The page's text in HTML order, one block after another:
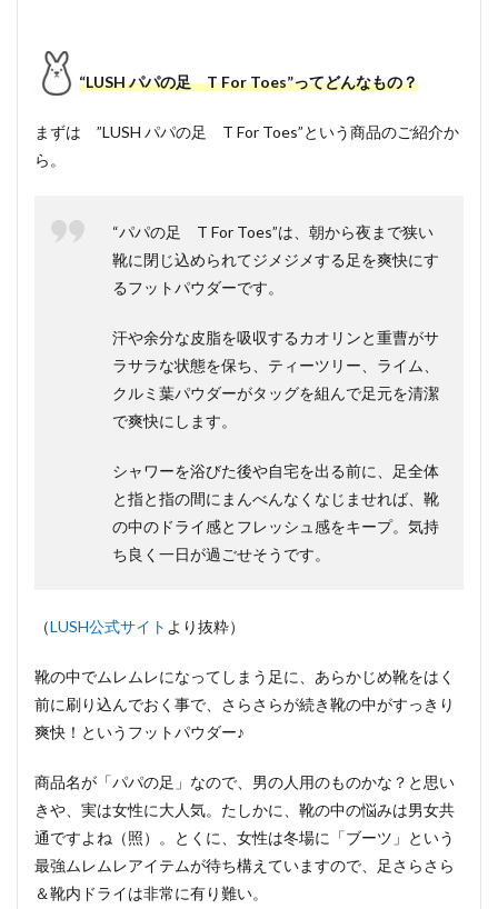
“LUSH パパの足 T For Toes”ってどんなもの？
まずは ”LUSH パパの足 T For Toes”という商品のご紹介か
ら。
“パパの足 T For Toes”は、朝から夜まで狭い
靴に閉じ込められてジメジメする足を爽快にす
るフットパウダーです。
汗や余分な皮脂を吸収するカオリンと重曹がサ
ラサラな状態を保ち、ティーツリー、ライム、
クルミ葉パウダーがタッグを組んで足元を清潔
で爽快にします。
シャワーを浴びた後や自宅を出る前に、足全体
と指と指の間にまんべんなくなじませれば、靴
の中のドライ感とフレッシュ感をキープ。気持
ち良く一日が過ごせそうです。
（LUSH公式サイト より抜粋）
靴の中でムレムレになってしまう足に、あらかじめ靴をはく
前に刷り込んでおく事で、さらさらが続き靴の中がすっきり
爽快！というフットパウダー♪
商品名が「パパの足」なので、男の人用のものかな？と思い
きや、実は女性に大人気。たしかに、靴の中の悩みは男女共
通ですよね（照）。とくに、女性は冬場に「ブーツ」という
最強ムレムレアイテムが待ち構えていますので、足さらさら
＆靴内ドライは非常に有り難い。